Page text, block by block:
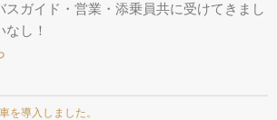
スガイド・営業・添乗員共に受けてきまし
し！
を導入しました。